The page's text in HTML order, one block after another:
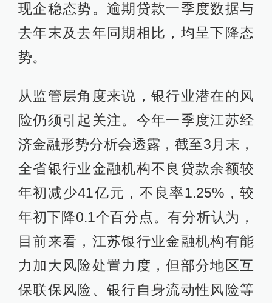
现企稳态势。逾期贷款一季度数据与
去年末及去年同期相比，均呈下降态
势。
从监管层角度来说，银行业潜在的风
险仍须引起关注。今年一季度江苏经
济金融形势分析会透露，截至3月末，
全省银行业金融机构不良贷款余额较
年初减少41亿元，不良率1.25%，较
年初下降0.1个百分点。有分析认为，
目前来看，江苏银行业金融机构有能
力加大风险处置力度，但部分地区互
保联保风险、银行自身流动性风险等